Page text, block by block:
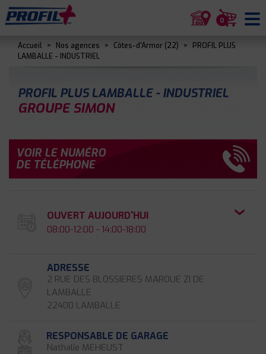
0
Accueil > Nos agences > Côtes-d'Armor (22) >
PROFIL PLUS
LAMBALLE - INDUSTRIEL
PROFIL PLUS LAMBALLE - INDUSTRIEL
GROUPE SIMON
VOIR LE NUMÉRO
DE TÉLÉPHONE
OUVERT AUJOURD'HUI
08:00-12:00 - 14:00-18:00
ADRESSE
2 RUE DES BLOSSIERES MAROUE ZI DE
LAMBALLE
22400 LAMBALLE
RESPONSABLE DE GARAGE
Nathalie MEHEUST